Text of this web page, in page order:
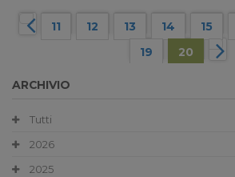
11 12 13 14 15
19
20
ARCHIVIO
Tutti
2026
2025